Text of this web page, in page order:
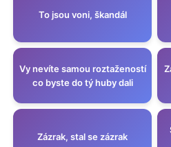
To jsou voni, škandál
Vy nevíte samou roztažeností
co byste do tý huby dali
Zázrak, stal se zázrak